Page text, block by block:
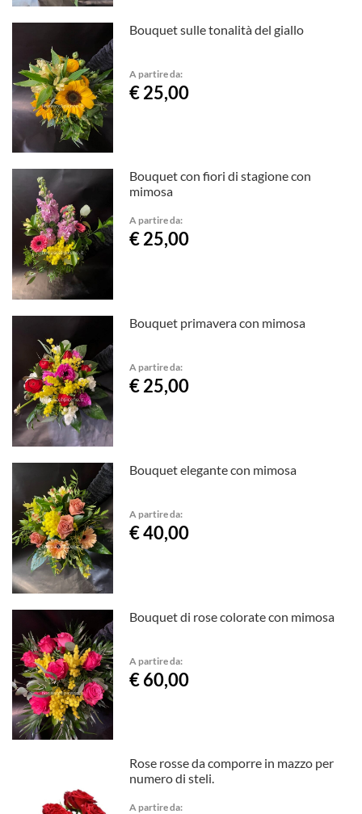
Bouquet sulle tonalità del giallo
A partire da:
€ 25,00
Bouquet con fiori di stagione con
mimosa
A partire da:
€ 25,00
Bouquet primavera con mimosa
A partire da:
€ 25,00
Bouquet elegante con mimosa
A partire da:
€ 40,00
Bouquet di rose colorate con mimosa
A partire da:
€ 60,00
Rose rosse da comporre in mazzo per
numero di steli.
A partire da: